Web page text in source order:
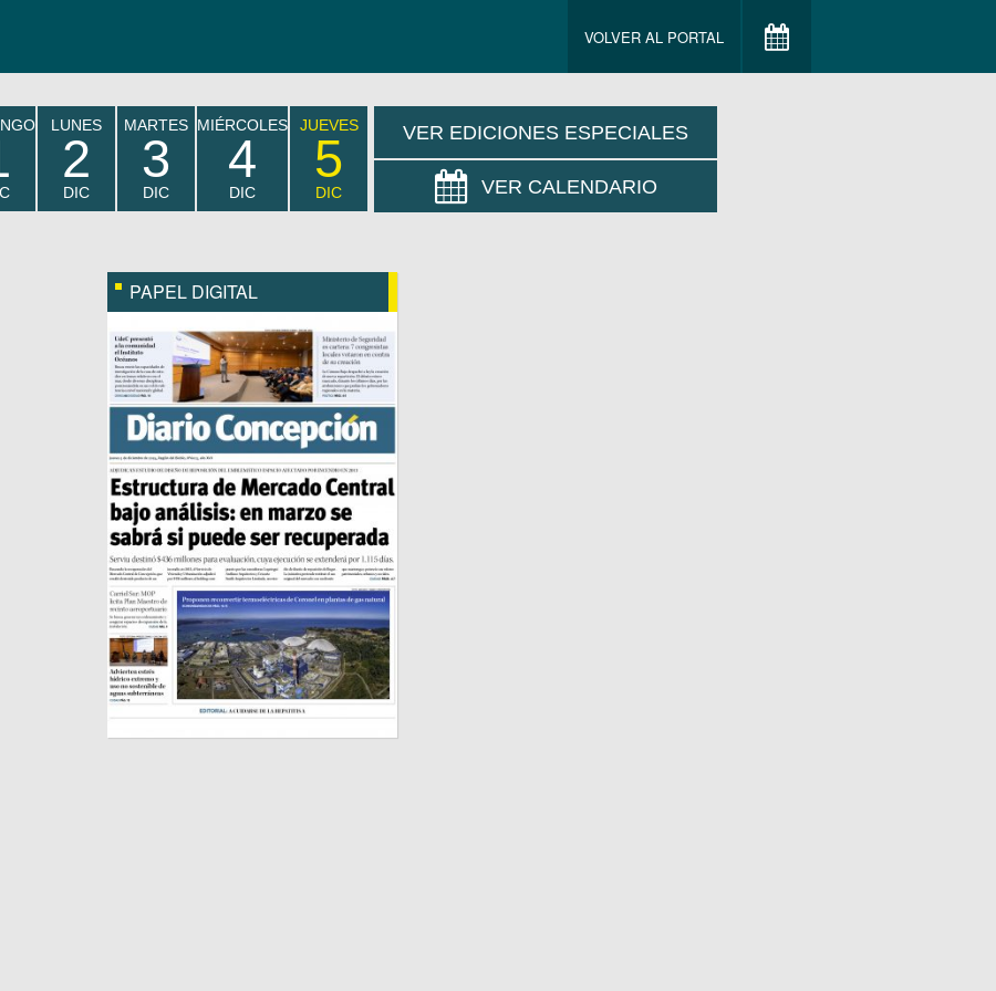
VOLVER AL PORTAL
LUNES
2
DIC
MARTES
3
DIC
MIÉRCOLES
4
DIC
JUEVES
5
DIC
VER EDICIONES ESPECIALES
VER CALENDARIO
PAPEL DIGITAL